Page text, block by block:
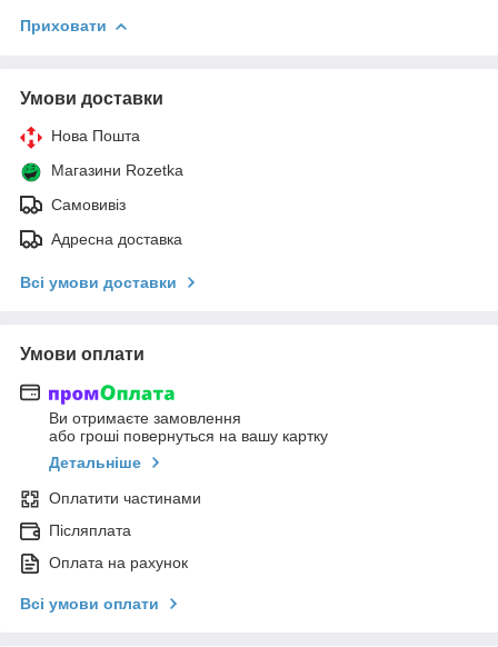
Приховати
Умови доставки
Нова Пошта
Магазини Rozetka
Самовивіз
Адресна доставка
Всі умови доставки
Умови оплати
Ви отримаєте замовлення
або гроші повернуться на вашу картку
Детальніше
Оплатити частинами
Післяплата
Оплата на рахунок
Всі умови оплати